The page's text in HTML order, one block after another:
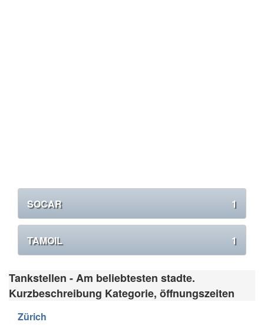
SOCAR 1
TAMOIL 1
Tankstellen - Am beliebtesten stadte.
Kurzbeschreibung Kategorie, öffnungszeiten
Zürich